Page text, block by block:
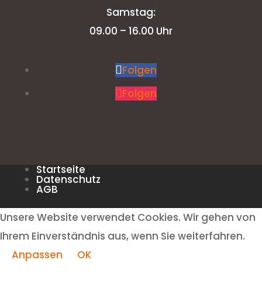
Samstag:
09.00 – 16.00 Uhr
Folgen
Folgen
Startseite
Datenschutz
AGB
Unsere Website verwendet Cookies. Wir gehen von
Ihrem Einverständnis aus, wenn Sie weiterfahren.
Anpassen
OK